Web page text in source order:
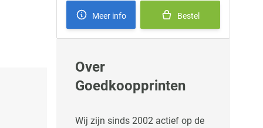
Meer info Bestel
Over
Goedkoopprinten
Wij zijn sinds 2002 actief op de